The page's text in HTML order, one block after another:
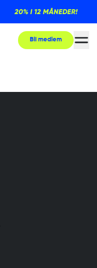
20% I 12 MÅNEDER!
Bli medlem